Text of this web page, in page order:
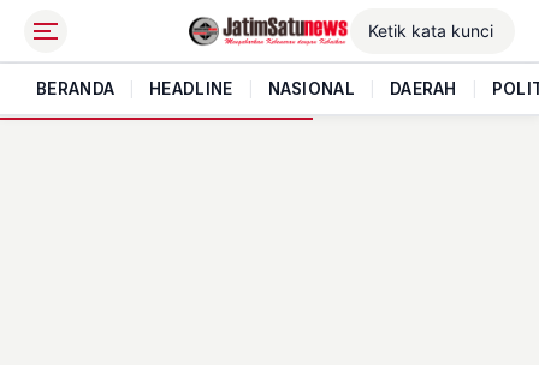
BERANDA HEADLINE NASIONAL DAERAH